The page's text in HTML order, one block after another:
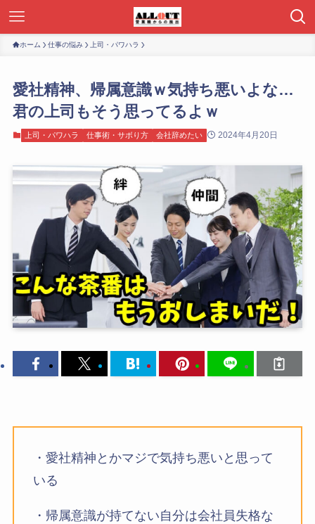
ホーム 仕事の悩み 上司・パワハラ
愛社精神、帰属意識ｗ気持ち悪いよな…
君の上司もそう思ってるよｗ
上司・パワハラ 仕事術・サボり方 会社辞めたい 2024年4月20日
・愛社精神とかマジで気持ち悪いと思って
いる
・帰属意識が持てない自分は会社員失格な